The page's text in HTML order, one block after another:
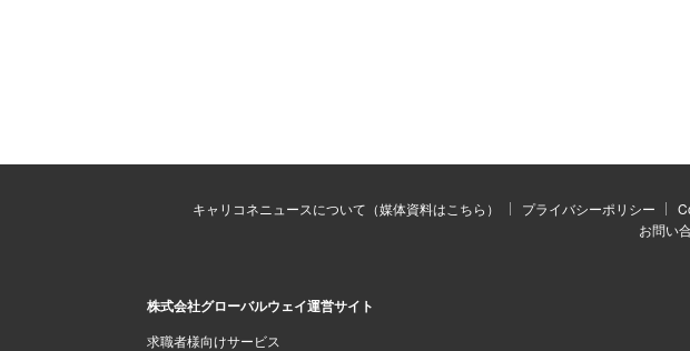
キャリコネニュースについて（媒体資料はこちら） プライバシーポリシー
お問い
株式会社グローバルウェイ運営サイト
求職者様向けサービス